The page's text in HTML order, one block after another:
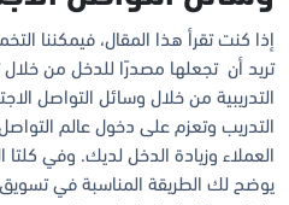
إذا كنت تقرأ هذا المقال، فيمكننا
تريد أن تجعلها مصدرًا للدخل من خلال
التدريبية من خلال وسائل التواصل
التدريب وتعزم على دخول عالم
العملاء وزيادة الدخل لديك. وفي كلتا
يوضح لك الطريقة المناسبة في تسويق